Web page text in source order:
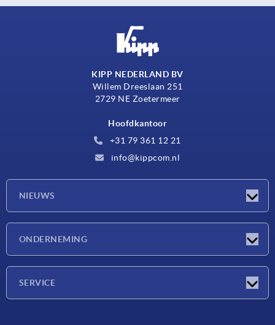
KIPP NEDERLAND BV
Willem Dreeslaan 251
2729 NE Zoetermeer
Hoofdkantoor
+31 79 361 12 21
info@kippcom.nl
NIEUWS
ONDERNEMING
SERVICE